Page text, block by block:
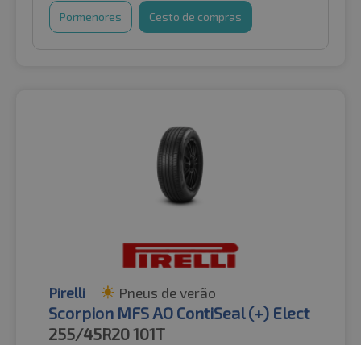
Pormenores Cesto de compras
Pirelli Pneus de verão
Scorpion MFS AO ContiSeal (+) Elect
255/45R20101T